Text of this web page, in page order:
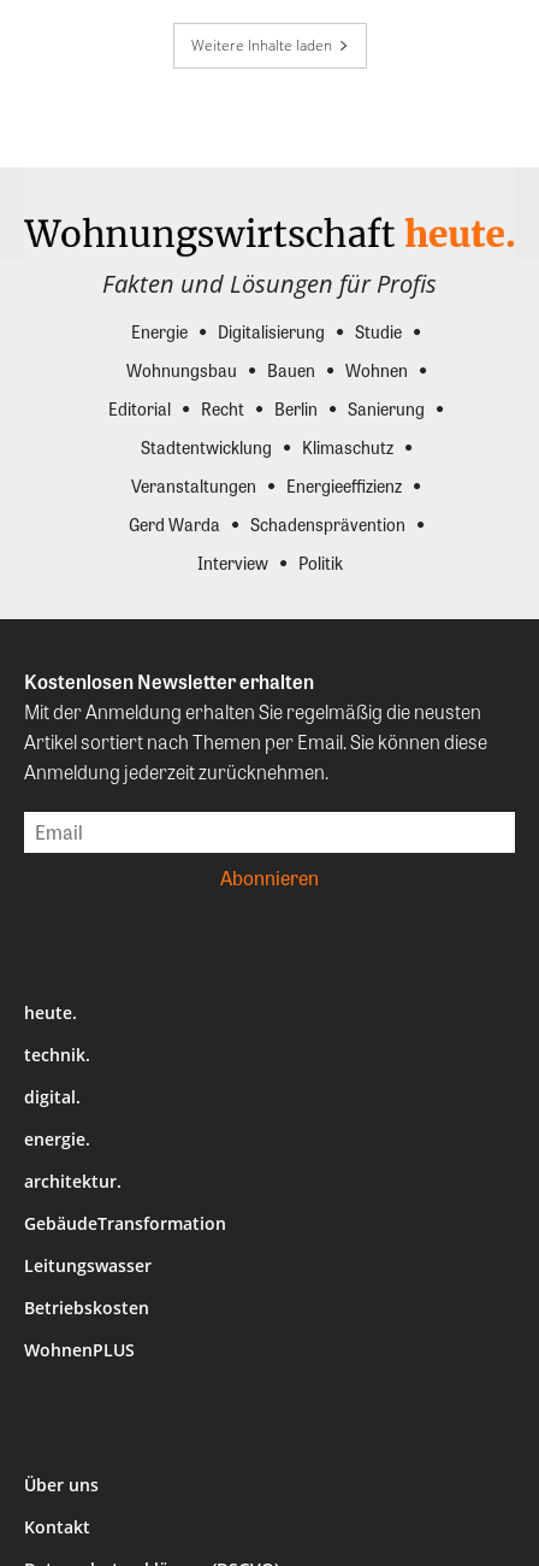
Weitere Inhalte laden
Fakten und Lösungen für Profis
Energie Digitalisierung
Studie
Wohnungsbau
Bauen
Wohnen
Editorial
Recht Berlin
Sanierung
Stadtentwicklung
Klimaschutz
Veranstaltungen
Energieeffizienz
Gerd Warda
Schadensprävention
Interview
Politik
Kostenlosen Newsletter erhalten
Mit der Anmeldung erhalten Sie regelmäßig die neusten
Artikel sortiert nach Themen per Email. Sie können diese
Anmeldung jederzeit zurücknehmen.
heute.
technik.
digital.
energie.
architektur.
GebäudeTransformation
Leitungswasser
Betriebskosten
WohnenPLUS
Über uns
Kontakt